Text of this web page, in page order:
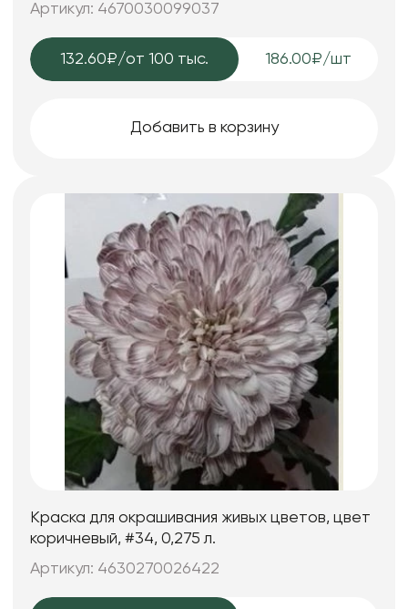
Артикул: 4670030099037
132.60₽/от 100 тыс. 186.00₽/шт
Добавить в корзину
Краска для окрашивания живых цветов, цвет
коричневый, #34, 0,275 л.
Артикул: 4630270026422